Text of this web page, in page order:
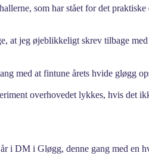
som har stået for det
at jeg øjeblikkeligt skrev tilbage
med at fintune årets hvide gløgg
overhovedet lykkes, hvis det
i DM i Gløgg, denne gang med en